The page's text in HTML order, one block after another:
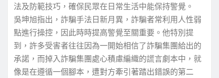
法及防範技巧，確保民眾在日常生活中能保持警覺。
吳坤旭指出，詐騙手法日新月異，詐騙者常利用人性弱
點進行操控，因此時時提高警覺至關重要。他特別提
到，許多受害者往往因為一開始相信了詐騙集團給出的
承諾，而掉入詐騙集團處心積慮編織的謊言劇本中，就
像是在遵循一個腳本，遭對方牽引著踏出錯誤的第二